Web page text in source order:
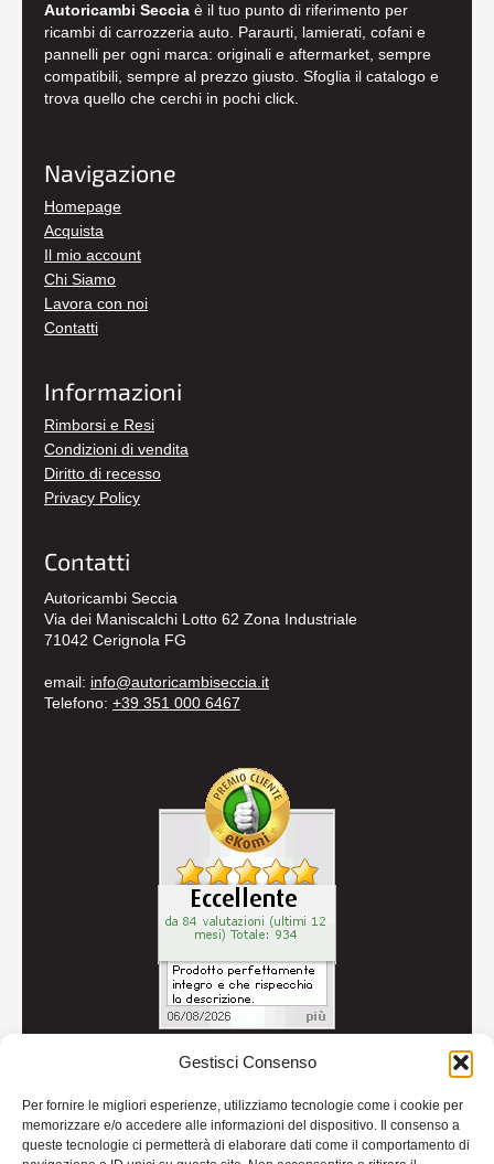
Gestisci Consenso
Per fornire le migliori esperienze, utilizziamo tecnologie come i cookie per
memorizzare e/o accedere alle informazioni del dispositivo. Il consenso a
queste tecnologie ci permetterà di elaborare dati come il comportamento di
Autoricambi Seccia è il tuo punto di riferimento per
ricambi di carrozzeria auto. Paraurti, lamierati, cofani e
pannelli per ogni marca: originali e aftermarket, sempre
compatibili, sempre al prezzo giusto. Sfoglia il catalogo e
trova quello che cerchi in pochi click.
Navigazione
Homepage
Acquista
Il mio account
Chi Siamo
Lavora con noi
Contatti
Informazioni
Rimborsi e Resi
Condizioni di vendita
Diritto di recesso
Privacy Policy
Contatti
Autoricambi Seccia
Via dei Maniscalchi Lotto 62 Zona Industriale
71042 Cerignola FG
email: info@autoricambiseccia.it
Telefono: +39 351 000 6467
Credits